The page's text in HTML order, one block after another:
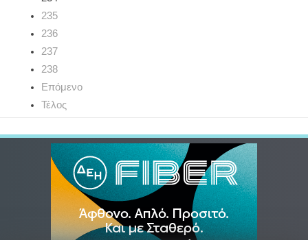
235
236
237
238
Επόμενο
Τέλος